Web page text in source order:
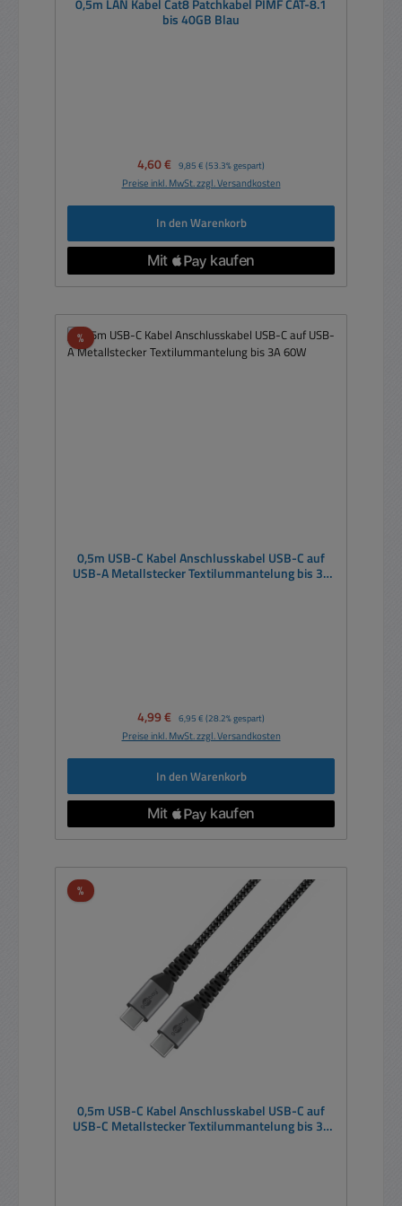
0,5m LAN Kabel Cat8 Patchkabel PIMF CAT-8.1
bis 40GB Blau
Verkaufspreis:
4,60 € Regulärer Preis:
9,85 € (53.3% gespart)
Preise inkl. MwSt. zzgl. Versandkosten
In den Warenkorb
%Rabatt
0,5m USB-C Kabel Anschlusskabel USB-C auf
USB-A Metallstecker Textilummantelung bis 3A
Verkaufspreis:
4,99 € Regulärer Preis:
6,95 € (28.2% gespart)
Preise inkl. MwSt. zzgl. Versandkosten
In den Warenkorb
%Rabatt
0,5m USB-C Kabel Anschlusskabel USB-C auf
USB-C Metallstecker Textilummantelung bis 3A